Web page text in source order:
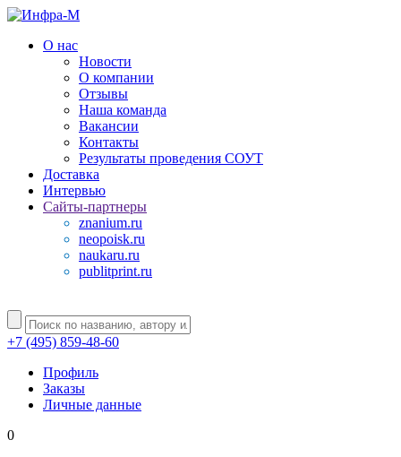
О нас
Новости
О компании
Отзывы
Наша команда
Вакансии
Контакты
Результаты проведения СОУТ
Доставка
Интервью
Сайты-партнеры
znanium.ru
neopoisk.ru
naukaru.ru
publitprint.ru
+7 (495) 859-48-60
Профиль
Заказы
Личные данные
0